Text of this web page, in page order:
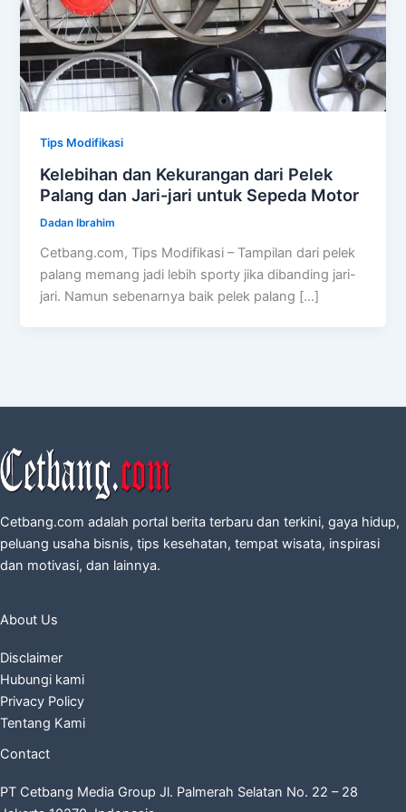
Tips Modifikasi
Kelebihan dan Kekurangan dari Pelek
Palang dan Jari-jari untuk Sepeda Motor
Dadan Ibrahim
Cetbang.com, Tips Modifikasi – Tampilan dari pelek
palang memang jadi lebih sporty jika dibanding jari-
jari. Namun sebenarnya baik pelek palang […]
Cetbang.com adalah portal berita terbaru dan terkini, gaya hidup,
peluang usaha bisnis, tips kesehatan, tempat wisata, inspirasi
dan motivasi, dan lainnya.
About Us
Disclaimer
Hubungi kami
Privacy Policy
Tentang Kami
Contact
PT Cetbang Media Group Jl. Palmerah Selatan No. 22 – 28